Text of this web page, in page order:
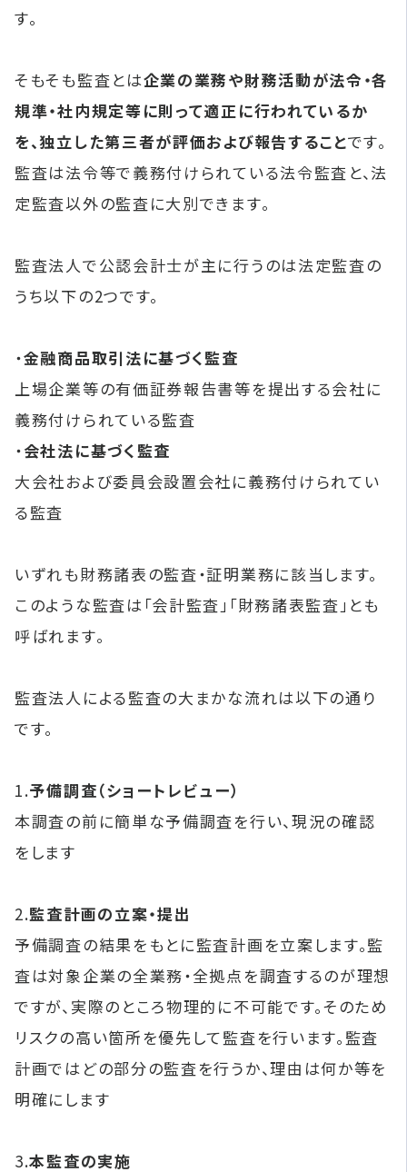
す。
そもそも監査とは企業の業務や財務活動が法令・各
規準・社内規定等に則って適正に行われているか
を、独立した第三者が評価および報告することです。
監査は法令等で義務付けられている法令監査と、法
定監査以外の監査に大別できます。
監査法人で公認会計士が主に行うのは法定監査の
うち以下の2つです。
・金融商品取引法に基づく監査
上場企業等の有価証券報告書等を提出する会社に
義務付けられている監査
・会社法に基づく監査
大会社および委員会設置会社に義務付けられてい
る監査
いずれも財務諸表の監査・証明業務に該当します。
このような監査は「会計監査」「財務諸表監査」とも
呼ばれます。
監査法人による監査の大まかな流れは以下の通り
です。
1.予備調査（ショートレビュー）
本調査の前に簡単な予備調査を行い、現況の確認
をします
2.監査計画の立案・提出
予備調査の結果をもとに監査計画を立案します。監
査は対象企業の全業務・全拠点を調査するのが理想
ですが、実際のところ物理的に不可能です。そのため
リスクの高い箇所を優先して監査を行います。監査
計画ではどの部分の監査を行うか、理由は何か等を
明確にします
3.本監査の実施